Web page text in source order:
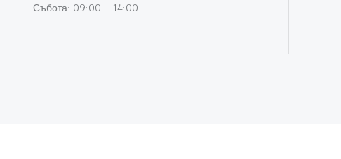
Събота: 09:00 – 14:00